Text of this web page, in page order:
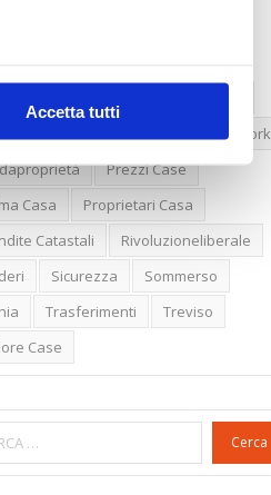
Accetta tutti
New York
Prezzi Case
Casa
Proprietari Casa
Catastali
Rivoluzioneliberale
Sicurezza
Sommerso
Trasferimenti
Treviso
Case
Cerca